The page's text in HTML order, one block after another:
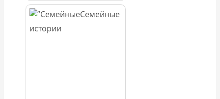
Семейные
истории